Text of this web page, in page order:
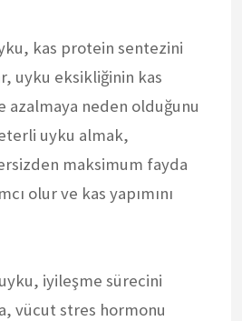
kas protein sentezini
uyku eksikliğinin kas
azalmaya neden olduğunu
uyku almak,
maksimum fayda
olur ve kas yapımını
iyileşme sürecini
vücut stres hormonu